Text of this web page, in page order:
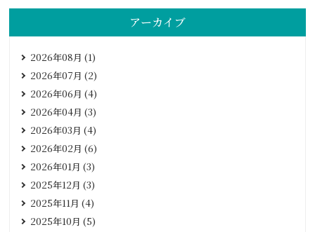
アーカイブ
2026年08月 (1)
2026年07月 (2)
2026年06月 (4)
2026年04月 (3)
2026年03月 (4)
2026年02月 (6)
2026年01月 (3)
2025年12月 (3)
2025年11月 (4)
2025年10月 (5)